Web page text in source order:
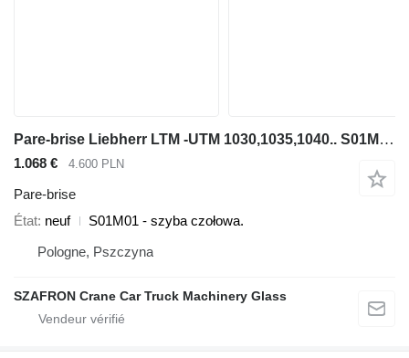
Pare-brise Liebherr LTM -UTM 1030,1035,1040.. S01M01 pour grue mobile Liebherr LTM - UTM 1030,1035,1040
1.068 € 4.600 PLN
Pare-brise
État neuf
S01M01 - szyba czołowa.
Pologne, Pszczyna
SZAFRON Crane Car Truck Machinery Glass